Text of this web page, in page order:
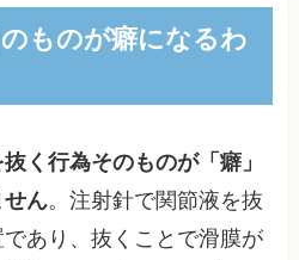
ものが癖になるわ
く行為そのものが「癖」
せん。注射針で関節液を抜
あり、抜くことで滑膜が